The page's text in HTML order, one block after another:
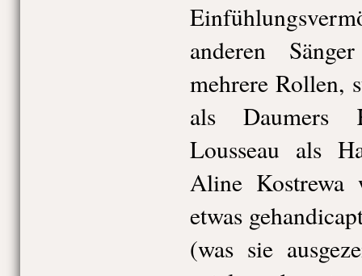
anderen
mehrere Rollen,
als Daumers
Lousseau als
Aline Kostrewa
etwas
(was sie